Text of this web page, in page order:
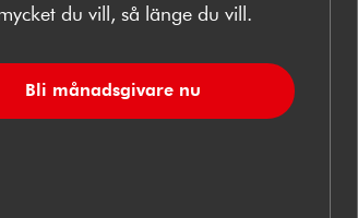
du vill, så länge du vill.
Bli månadsgivare nu